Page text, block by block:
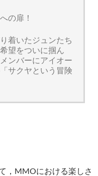
の扉！
着いたジュンたち
望をついに掴ん
ンバーにアイオー
サクヤという冒険
，MMOにおける楽しさ